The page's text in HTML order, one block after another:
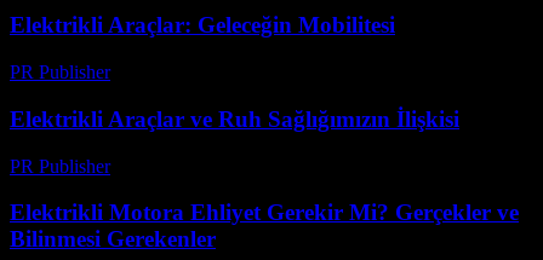
Elektrikli Araçlar: Geleceğin Mobilitesi
PR Publisher-
Elektrikli Araçlar ve Ruh Sağlığımızın İlişkisi
PR Publisher-
Elektrikli Motora Ehliyet Gerekir Mi? Gerçekler ve
Bilinmesi Gerekenler